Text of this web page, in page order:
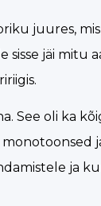
juures, mis
jäi
See oli ka
ja